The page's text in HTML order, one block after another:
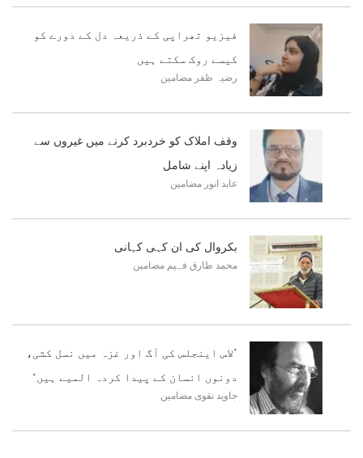
فیزیو تھراپی کے ذریعہ دل کے دورے کو
کیسے روک سکتے ہیں
رضیہ ظفر مضامین
وقف املاک کو خردبرد کرنے میں غیروں سے
زیادہ اپنے شامل
عابد انور مضامین
بکروال کی ان کہی کہانی
محمد طارق فہیم مضامین
’لاس اینجلس کی آگ اور غزہ میں نسل کشی،
دونوں انسان کے پیدا کردہ المیے ہیں‘
جاوید نقوی مضامین